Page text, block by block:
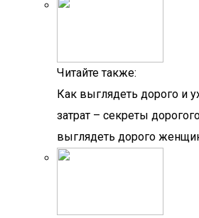
Читайте также:
Как выглядеть дорого и
затрат – секреты
выглядеть дорого